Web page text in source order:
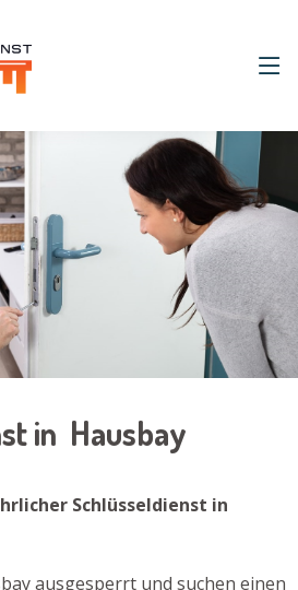
in Hausbay
Schlüsseldienst in
ausgesperrt und suchen einen